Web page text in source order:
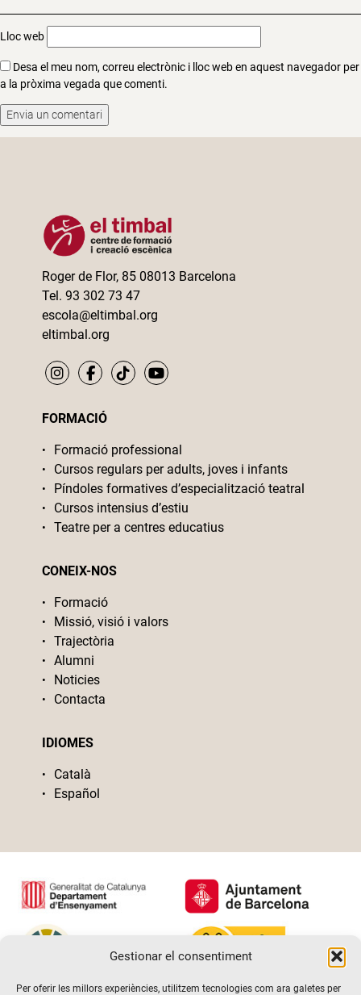
Gestionar el consentiment
Per oferir les millors experiències, utilitzem tecnologies com ara galetes per
Lloc web
Desa el meu nom, correu electrònic i lloc web en aquest navegador per
a la pròxima vegada que comenti.
Roger de Flor, 85 08013 Barcelona
Tel. 93 302 73 47
escola@eltimbal.org
eltimbal.org
FORMACIÓ
Formació professional
Cursos regulars per adults, joves i infants
Píndoles formatives d’especialització teatral
Cursos intensius d’estiu
Teatre per a centres educatius
CONEIX-NOS
Formació
Missió, visió i valors
Trajectòria
Alumni
Noticies
Contacta
IDIOMES
Català
Español